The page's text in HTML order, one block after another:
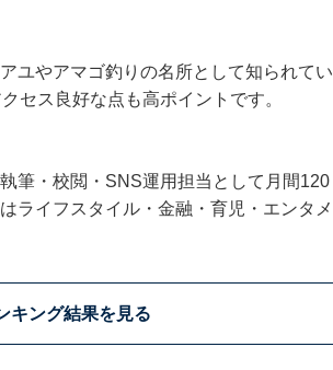
ユやアマゴ釣りの名所として知られてい
セス良好な点も高ポイントです。
筆・校閲・SNS運用担当として月間120
ライフスタイル・金融・育児・エンタメ
キング結果を見る